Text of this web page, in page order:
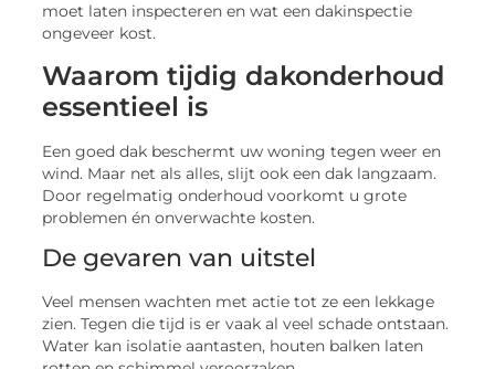
moet laten inspecteren en wat een dakinspectie
ongeveer kost.
Waarom tijdig dakonderhoud
essentieel is
Een goed dak beschermt uw woning tegen weer en
wind. Maar net als alles, slijt ook een dak langzaam.
Door regelmatig onderhoud voorkomt u grote
problemen én onverwachte kosten.
De gevaren van uitstel
Veel mensen wachten met actie tot ze een lekkage
zien. Tegen die tijd is er vaak al veel schade ontstaan.
Water kan isolatie aantasten, houten balken laten